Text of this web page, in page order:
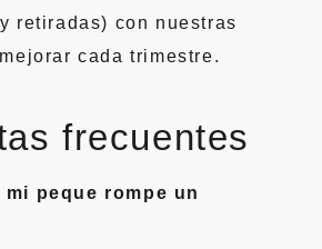
retiradas) con nuestras
cada trimestre.
frecuentes
mi peque rompe un